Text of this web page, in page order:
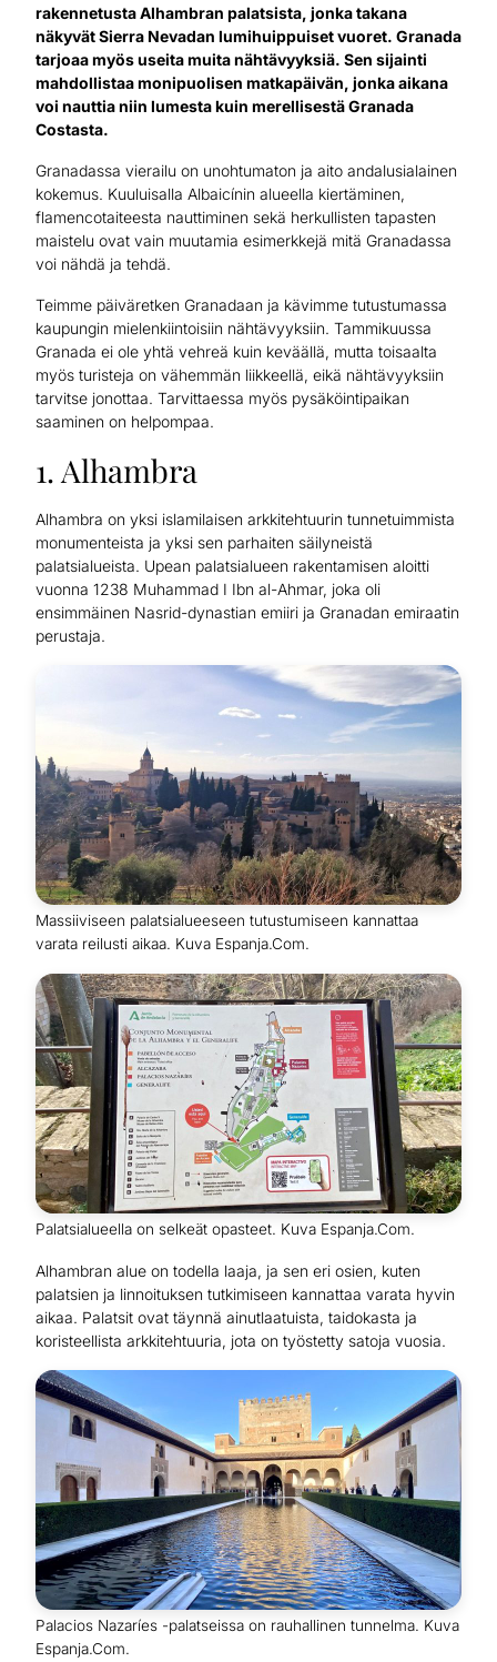
rakennetusta Alhambran palatsista, jonka takana
näkyvät Sierra Nevadan lumihuippuiset vuoret. Granada
tarjoaa myös useita muita nähtävyyksiä. Sen sijainti
mahdollistaa monipuolisen matkapäivän, jonka aikana
voi nauttia niin lumesta kuin merellisestä Granada
Costasta.
Granadassa vierailu on unohtumaton ja aito andalusialainen
kokemus. Kuuluisalla Albaicínin alueella kiertäminen,
flamencotaiteesta nauttiminen sekä herkullisten tapasten
maistelu ovat vain muutamia esimerkkejä mitä Granadassa
voi nähdä ja tehdä.
Teimme päiväretken Granadaan ja kävimme tutustumassa
kaupungin mielenkiintoisiin nähtävyyksiin. Tammikuussa
Granada ei ole yhtä vehreä kuin keväällä, mutta toisaalta
myös turisteja on vähemmän liikkeellä, eikä nähtävyyksiin
tarvitse jonottaa. Tarvittaessa myös pysäköintipaikan
saaminen on helpompaa.
1. Alhambra
Alhambra on yksi islamilaisen arkkitehtuurin tunnetuimmista
monumenteista ja yksi sen parhaiten säilyneistä
palatsialueista. Upean palatsialueen rakentamisen aloitti
vuonna 1238 Muhammad I Ibn al-Ahmar, joka oli
ensimmäinen Nasrid-dynastian emiiri ja Granadan emiraatin
perustaja.
Massiiviseen palatsialueeseen tutustumiseen kannattaa
varata reilusti aikaa. Kuva Espanja.Com.
Palatsialueella on selkeät opasteet. Kuva Espanja.Com.
Alhambran alue on todella laaja, ja sen eri osien, kuten
palatsien ja linnoituksen tutkimiseen kannattaa varata hyvin
aikaa. Palatsit ovat täynnä ainutlaatuista, taidokasta ja
koristeellista arkkitehtuuria, jota on työstetty satoja vuosia.
Palacios Nazaríes -palatseissa on rauhallinen tunnelma. Kuva
Espanja.Com.